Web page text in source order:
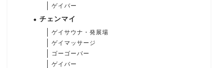
ゲイバー
チェンマイ
ゲイサウナ・発展場
ゲイマッサージ
ゴーゴーバー
ゲイバー